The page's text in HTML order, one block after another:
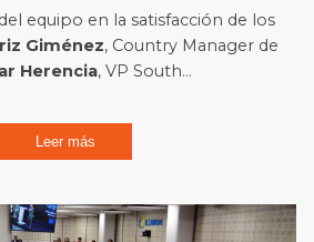
equipo en la satisfacción de los
Giménez, Country Manager de
Herencia, VP South...
Leer más